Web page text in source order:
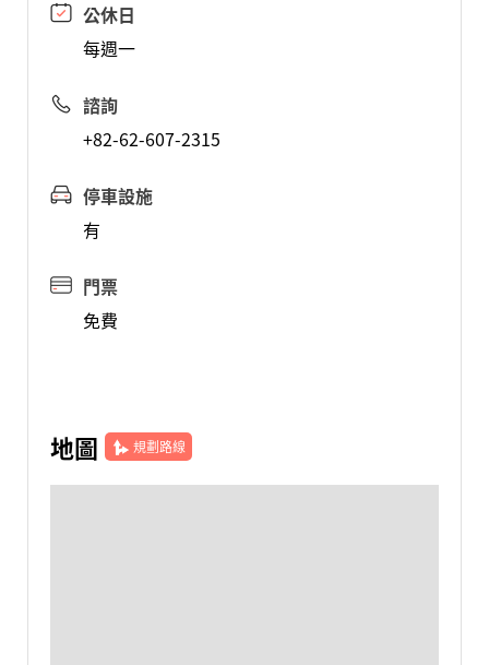
公休日
每週一
諮詢
+82-62-607-2315
停車設施
有
門票
免費
地圖 規劃路線